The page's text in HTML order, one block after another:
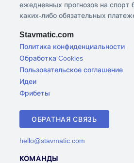
ежедневных прогнозов на спорт
каких-либо обязательных
Stavmatic.com
Политика конфиденциальности
Обработка Cookies
Пользовательское соглашение
Идеи
Фрибеты
ОБРАТНАЯ СВЯЗЬ
hello@stavmatic.com
КОМАНДЫ